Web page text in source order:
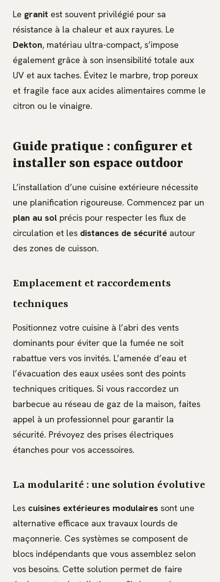
Le granit est souvent privilégié pour sa
résistance à la chaleur et aux rayures. Le
Dekton, matériau ultra-compact, s’impose
également grâce à son insensibilité totale aux
UV et aux taches. Évitez le marbre, trop poreux
et fragile face aux acides alimentaires comme le
citron ou le vinaigre.
Guide pratique : configurer et
installer son espace outdoor
L’installation d’une cuisine extérieure nécessite
une planification rigoureuse. Commencez par un
plan au sol précis pour respecter les flux de
circulation et les distances de sécurité autour
des zones de cuisson.
Emplacement et raccordements
techniques
Positionnez votre cuisine à l’abri des vents
dominants pour éviter que la fumée ne soit
rabattue vers vos invités. L’amenée d’eau et
l’évacuation des eaux usées sont des points
techniques critiques. Si vous raccordez un
barbecue au réseau de gaz de la maison, faites
appel à un professionnel pour garantir la
sécurité. Prévoyez des prises électriques
étanches pour vos accessoires.
La modularité : une solution évolutive
Les cuisines extérieures modulaires sont une
alternative efficace aux travaux lourds de
maçonnerie. Ces systèmes se composent de
blocs indépendants que vous assemblez selon
vos besoins. Cette solution permet de faire